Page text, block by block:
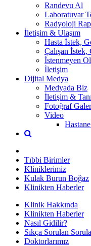
Randevu Al
Laboratuvar
Radyoloji
İletişim & Ulaşım
Hasta İstek,
Çalışan
İstenmeyen
İletişim
Dijital Medya
Medyada Biz
İletişim &
Fotoğraf
Video
Tıbbi Birimler
Kliniklerimiz
Kulak Burun Boğaz
Klinikten Haberler
Klinik Hakkında
Klinikten Haberler
Nasıl Gidilir?
Sıkça Sorulan
Doktorlarımız